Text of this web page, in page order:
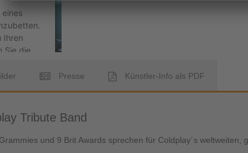
Ihren
Sie die
Presse Künstler-Info als PDF
Tribute Band
und 9 Brit Awards sprechen für Coldplay´s